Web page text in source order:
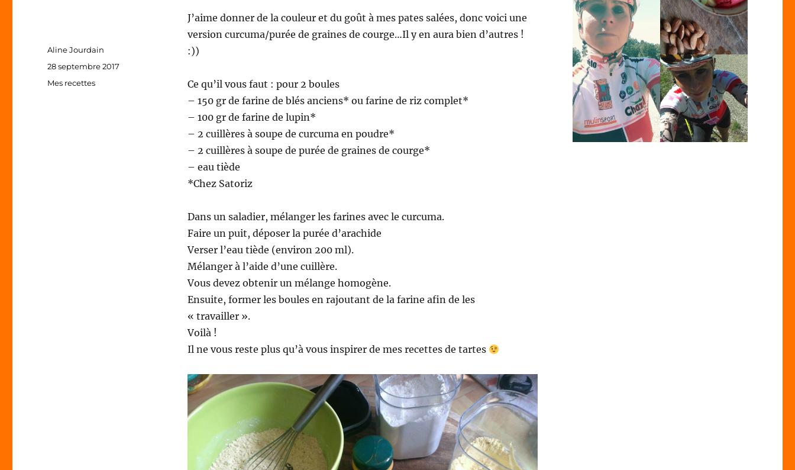
J’aime donner de la couleur et du goût à mes pates salées, donc voici une
version curcuma/purée de graines de courge…Il y en aura bien d’autres !
:))
Ce qu’il vous faut : pour 2 boules
– 150 gr de farine de blés anciens* ou farine de riz complet*
– 100 gr de farine de lupin*
– 2 cuillères à soupe de curcuma en poudre*
– 2 cuillères à soupe de purée de graines de courge*
– eau tiède
*Chez Satoriz
Dans un saladier, mélanger les farines avec le curcuma.
Faire un puit, déposer la purée d’arachide
Verser l’eau tiède (environ 200 ml).
Mélanger à l’aide d’une cuillère.
Vous devez obtenir un mélange homogène.
Ensuite, former les boules en rajoutant de la farine afin de les
« travailler ».
Voilà !
Il ne vous reste plus qu’à vous inspirer de mes recettes de tartes
Auteur
Aline Jourdain
Publié
28 septembre 2017
Catégories
Mes recettes